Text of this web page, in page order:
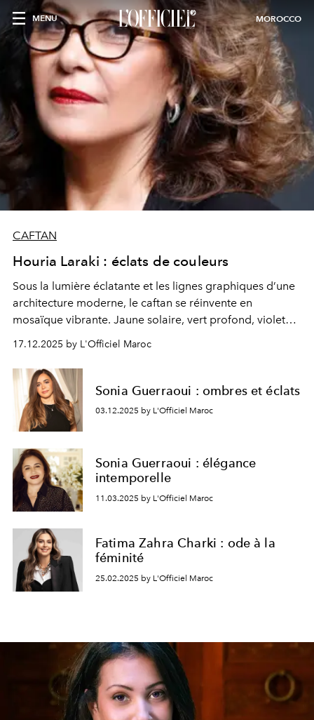
MENU MOROCCO
CAFTAN
Houria Laraki : éclats de couleurs
Sous la lumière éclatante et les lignes graphiques d’une
architecture moderne, le caftan se réinvente en
mosaïque vibrante. Jaune solaire, vert profond, violet
royal ou bleu azur, chaque couleur affirme sa force,
jouant avec les perspectives, les matières et l’énergie de
l’extérieur. Entre élégance patrimoniale et audace
contemporaine, ces silhouettes composent un tableau
color block, où tradition et modernité dialoguent en
pleine lumière.
17.12.2025 by L'Officiel Maroc
Sonia Guerraoui : ombres et éclats
03.12.2025 by L'Officiel Maroc
Sonia Guerraoui : élégance
intemporelle
11.03.2025 by L'Officiel Maroc
Fatima Zahra Charki : ode à la
féminité
25.02.2025 by L'Officiel Maroc